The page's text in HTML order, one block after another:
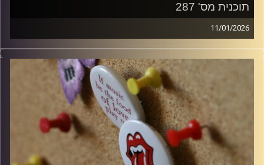
תוכנית מס' 287
11/01/2026
סינגלים חדשים ישראלים ו10 שנים למותו של דיוויד בואי
włodi